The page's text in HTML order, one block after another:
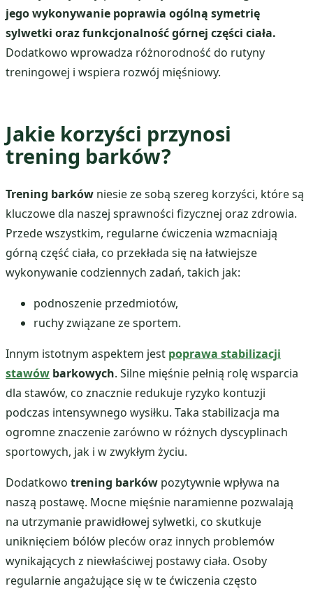
jego wykonywanie poprawia ogólną symetrię
sylwetki oraz funkcjonalność górnej części ciała.
Dodatkowo wprowadza różnorodność do rutyny
treningowej i wspiera rozwój mięśniowy.
Jakie korzyści przynosi
trening barków?
Trening barków niesie ze sobą szereg korzyści, które są
kluczowe dla naszej sprawności fizycznej oraz zdrowia.
Przede wszystkim, regularne ćwiczenia wzmacniają
górną część ciała, co przekłada się na łatwiejsze
wykonywanie codziennych zadań, takich jak:
podnoszenie przedmiotów,
ruchy związane ze sportem.
Innym istotnym aspektem jest poprawa stabilizacji
stawów barkowych. Silne mięśnie pełnią rolę wsparcia
dla stawów, co znacznie redukuje ryzyko kontuzji
podczas intensywnego wysiłku. Taka stabilizacja ma
ogromne znaczenie zarówno w różnych dyscyplinach
sportowych, jak i w zwykłym życiu.
Dodatkowo trening barków pozytywnie wpływa na
naszą postawę. Mocne mięśnie naramienne pozwalają
na utrzymanie prawidłowej sylwetki, co skutkuje
uniknięciem bólów pleców oraz innych problemów
wynikających z niewłaściwej postawy ciała. Osoby
regularnie angażujące się w te ćwiczenia często